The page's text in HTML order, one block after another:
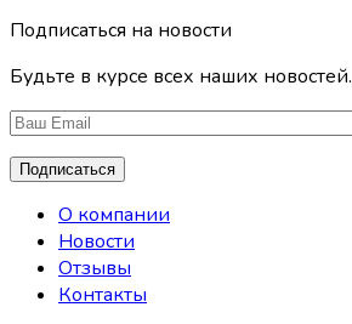
Подписаться на новости
Будьте в курсе всех наших новостей.
О компании
Новости
Отзывы
Контакты